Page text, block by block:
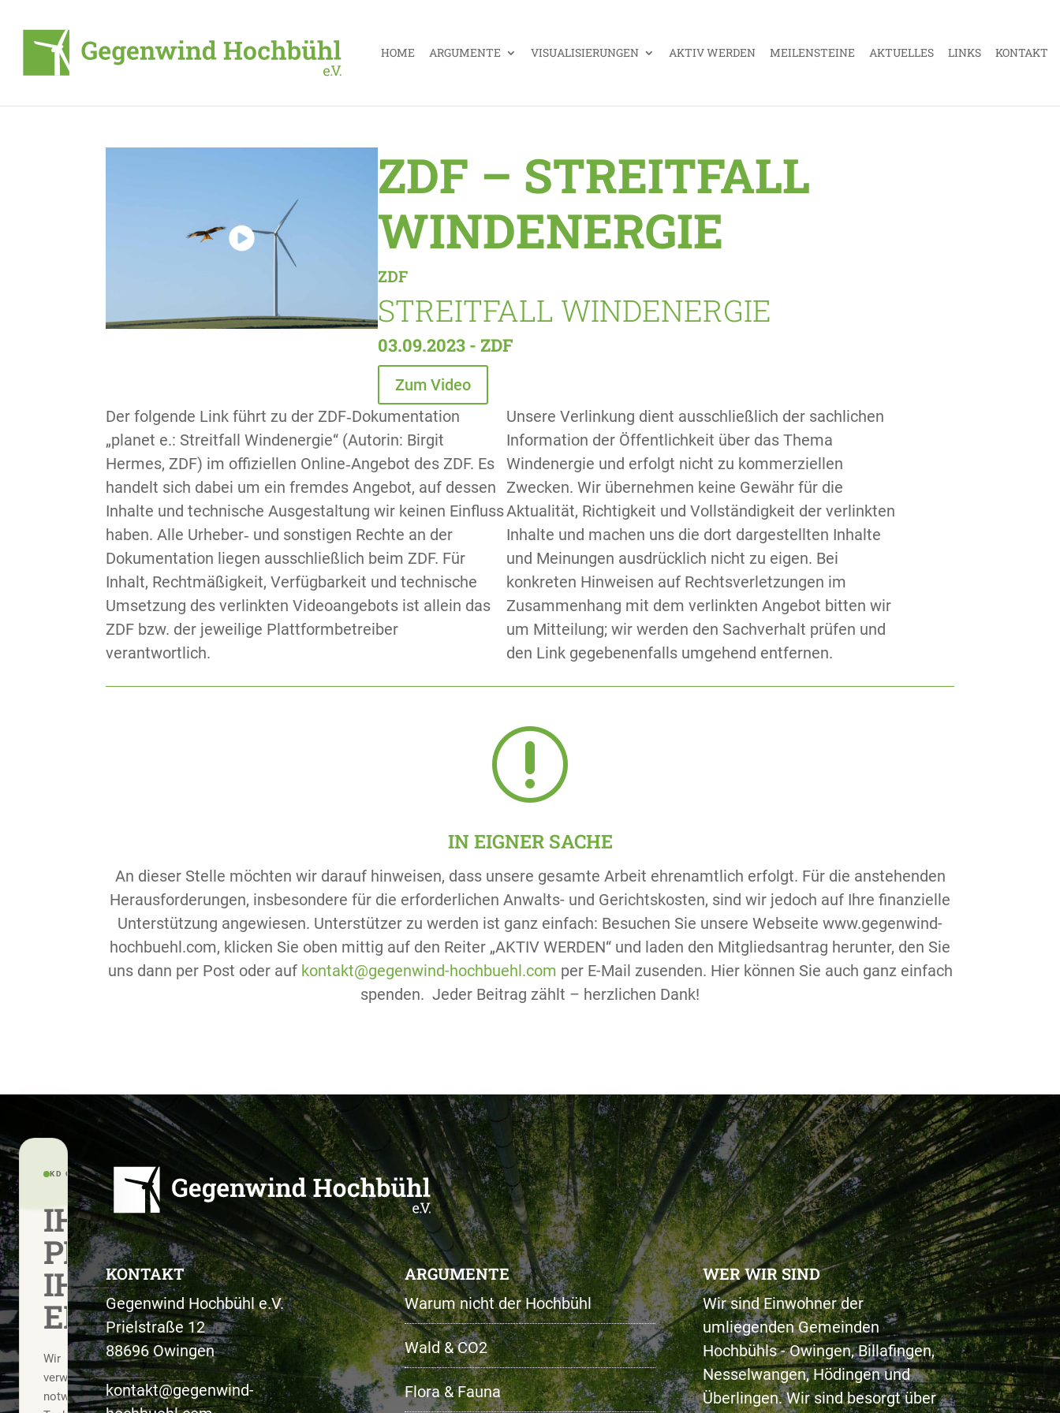
HOME ARGUMENTE VISUALISIERUNGEN AKTIV WERDEN MEILENSTEINE AKTUELLES LINKS KONTAKT
ZDF – STREITFALL
WINDENERGIE
ZDF
STREITFALL WINDENERGIE
03.09.2023 - ZDF
Zum Video
Der folgende Link führt zu der ZDF‑Dokumentation
„planet e.: Streitfall Windenergie“ (Autorin: Birgit
Hermes, ZDF) im offiziellen Online‑Angebot des ZDF. Es
handelt sich dabei um ein fremdes Angebot, auf dessen
Inhalte und technische Ausgestaltung wir keinen Einfluss
haben. Alle Urheber‑ und sonstigen Rechte an der
Dokumentation liegen ausschließlich beim ZDF. Für
Inhalt, Rechtmäßigkeit, Verfügbarkeit und technische
Umsetzung des verlinkten Videoangebots ist allein das
ZDF bzw. der jeweilige Plattformbetreiber
verantwortlich.
Unsere Verlinkung dient ausschließlich der sachlichen
Information der Öffentlichkeit über das Thema
Windenergie und erfolgt nicht zu kommerziellen
Zwecken. Wir übernehmen keine Gewähr für die
Aktualität, Richtigkeit und Vollständigkeit der verlinkten
Inhalte und machen uns die dort dargestellten Inhalte
und Meinungen ausdrücklich nicht zu eigen. Bei
konkreten Hinweisen auf Rechtsverletzungen im
Zusammenhang mit dem verlinkten Angebot bitten wir
um Mitteilung; wir werden den Sachverhalt prüfen und
den Link gegebenenfalls umgehend entfernen.
r
IN EIGNER SACHE
An dieser Stelle möchten wir darauf hinweisen, dass unsere gesamte Arbeit ehrenamtlich erfolgt. Für die anstehenden
Herausforderungen, insbesondere für die erforderlichen Anwalts- und Gerichtskosten, sind wir jedoch auf Ihre finanzielle
Unterstützung angewiesen. Unterstützer zu werden ist ganz einfach: Besuchen Sie unsere Webseite www.gegenwind-
hochbuehl.com, klicken Sie oben mittig auf den Reiter „AKTIV WERDEN“ und laden den Mitgliedsantrag herunter, den Sie
uns dann per Post oder auf kontakt@gegenwind-hochbuehl.com per E-Mail zusenden. Hier können Sie auch ganz einfach
spenden. Jeder Beitrag zählt – herzlichen Dank!
KONTAKT
Gegenwind Hochbühl e.V.
Prielstraße 12
88696 Owingen
kontakt@gegenwind-
ARGUMENTE
Warum nicht der Hochbühl
Wald & CO2
Flora & Fauna
WER WIR SIND
Wir sind Einwohner der
umliegenden Gemeinden
Hochbühls - Owingen, Billafingen,
Nesselwangen, Hödingen und
Überlingen. Wir sind besorgt über
KD CONSENT · PRIVACY CONTROL
IHRE
PRIVATSPHÄRE.
IHRE
ENTSCHEIDUNG.
Wir
verwenden
notwendige